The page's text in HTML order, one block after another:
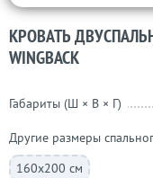
КРОВАТЬ
WINGBACK
Габариты (Ш × В × Г)
Другие размеры
160х200 см